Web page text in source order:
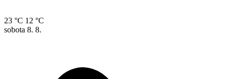
23 °C 12 °C
sobota 8. 8.